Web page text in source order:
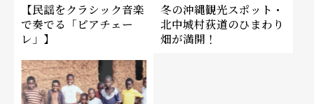
【民謡をクラシック音楽
で奏でる「ピアチェー
レ」】
冬の沖縄観光スポット・
北中城村荻道のひまわり
畑が満開！